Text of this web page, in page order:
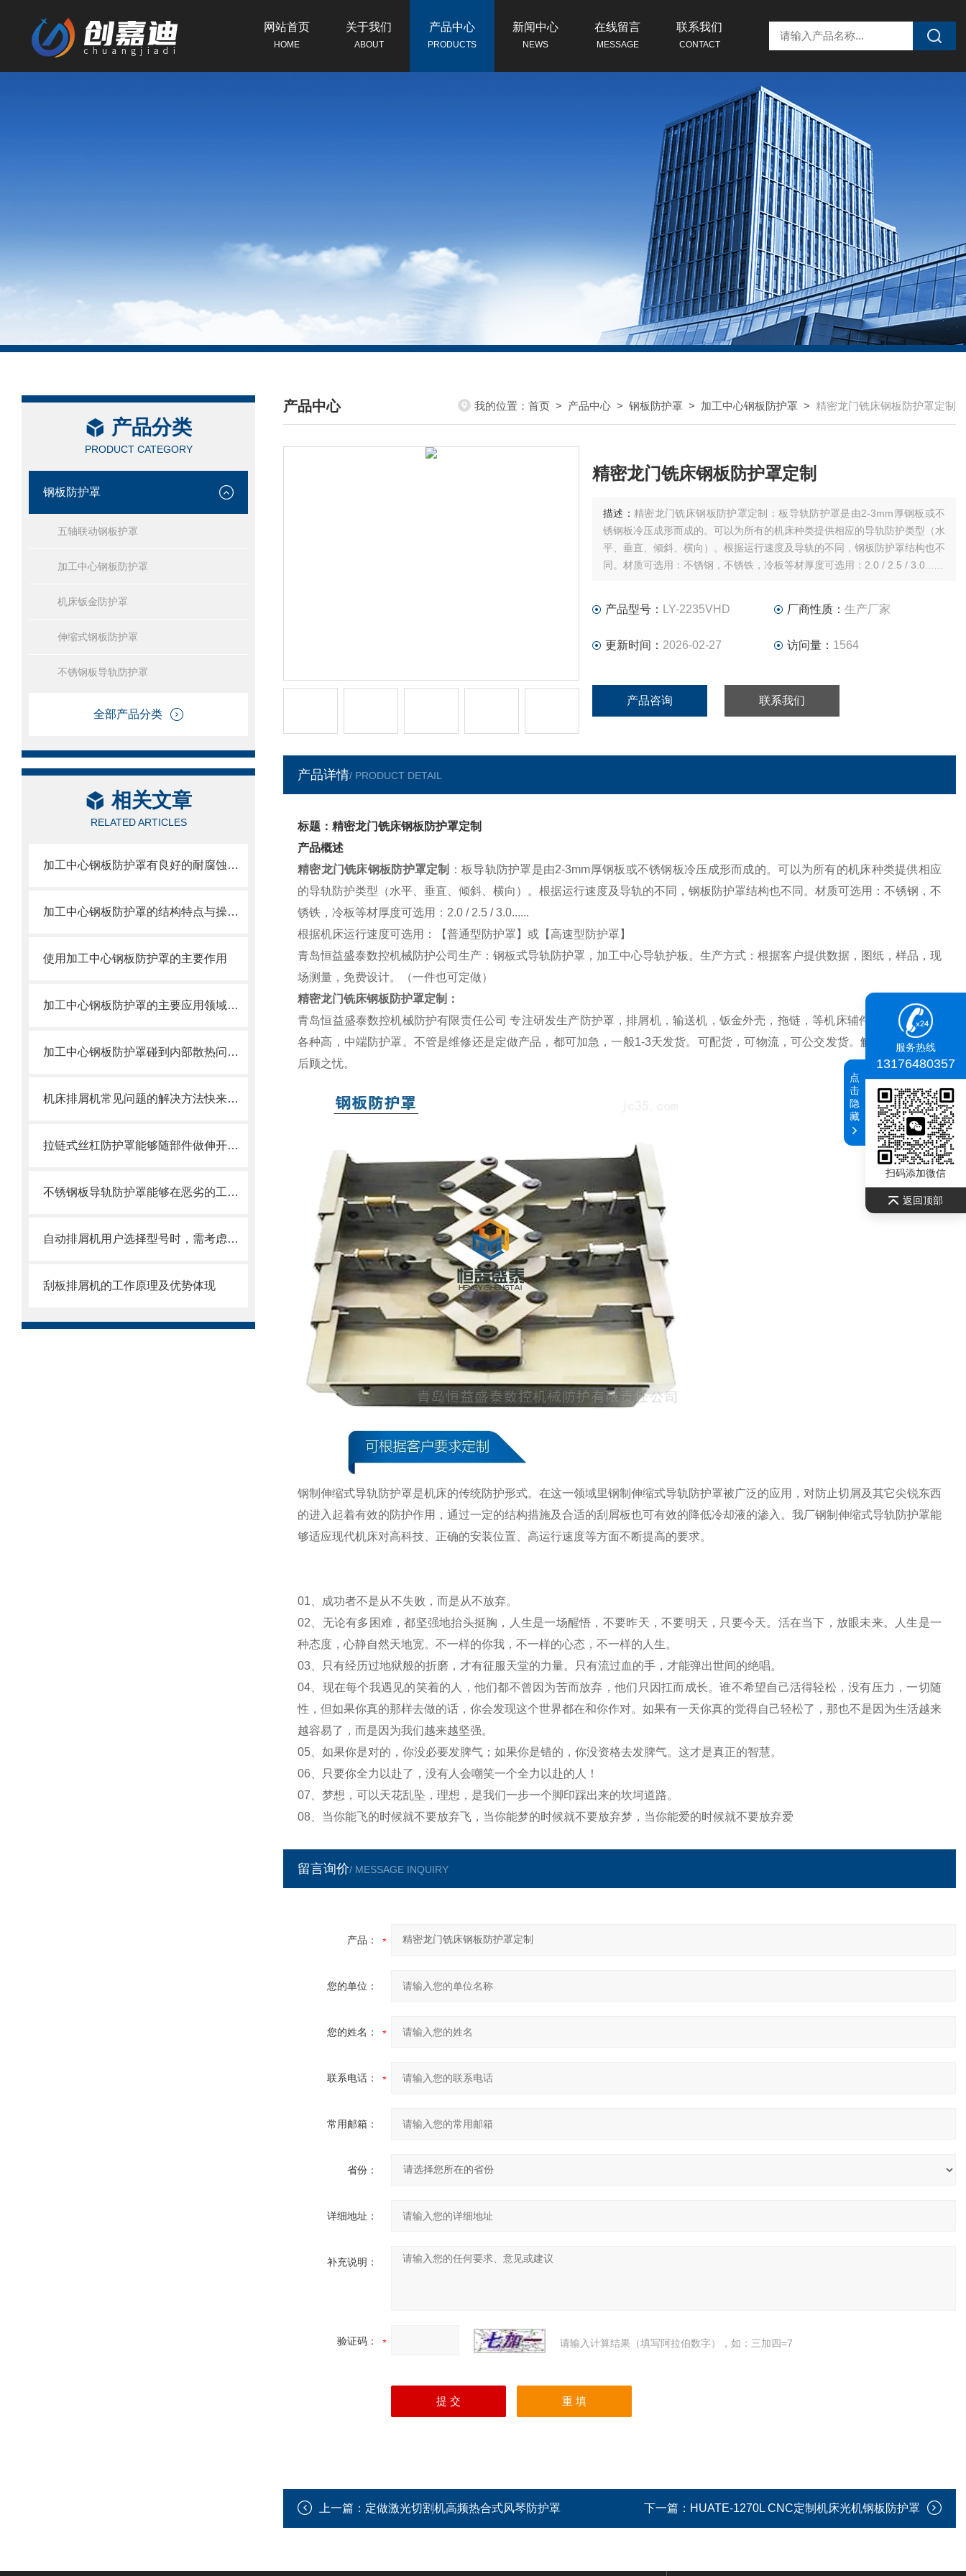
网站首页
HOME
关于我们
ABOUT
产品中心
PRODUCTS
新闻中心
NEWS
在线留言
MESSAGE
联系我们
CONTACT
产品分类
PRODUCT CATEGORY
钢板防护罩
五轴联动钢板护罩
加工中心钢板防护罩
机床钣金防护罩
伸缩式钢板防护罩
不锈钢板导轨防护罩
全部产品分类
相关文章
RELATED ARTICLES
加工中心钢板防护罩有良好的耐腐蚀性，能在各种环境下长时间使用
加工中心钢板防护罩的结构特点与操作维护方式
使用加工中心钢板防护罩的主要作用
加工中心钢板防护罩的主要应用领域和产品的主要特性
加工中心钢板防护罩碰到内部散热问题改怎么办？这篇文章告诉你
机床排屑机常见问题的解决方法快来看看吧！
拉链式丝杠防护罩能够随部件做伸开或压缩运动
不锈钢板导轨防护罩能够在恶劣的工作环境中长期使用
自动排屑机用户选择型号时，需考虑哪些事项？
刮板排屑机的工作原理及优势体现
产品中心
/ PRODUCTS CENTER
我的位置： 首页 > 产品中心 > 钢板防护罩 > 加工中心钢板防护罩 > 精密龙门铣床钢板防护罩定制
精密龙门铣床钢板防护罩定制
描述： 精密龙门铣床钢板防护罩定制：板导轨防护罩是由2-3mm厚钢板或不
锈钢板冷压成形而成的。可以为所有的机床种类提供相应的导轨防护类型（水
平、垂直、倾斜、横向）。根据运行速度及导轨的不同，钢板防护罩结构也不
同。材质可选用：不锈钢，不锈铁，冷板等材厚度可选用：2.0 / 2.5 / 3.0......
产品型号： LY-2235VHD 厂商性质： 生产厂家
更新时间： 2026-02-27 访问量： 1564
产品咨询 联系我们
产品详情/ PRODUCT DETAIL
标题：精密龙门铣床钢板防护罩定制
产品概述
精密龙门铣床钢板防护罩定制
：板导轨防护罩是由2-3mm厚钢板或不锈钢板冷压成形而成的。可以为所有的机床种类提供相应
的导轨防护类型（水平、垂直、倾斜、横向）。根据运行速度及导轨的不同，钢板防护罩结构也不同。材质可选用：不锈钢，不
锈铁，冷板等材厚度可选用：2.0 / 2.5 / 3.0......
根据机床运行速度可选用：【普通型防护罩】或【高速型防护罩】
青岛恒益盛泰数控机械防护公司生产：钢板式导轨防护罩，加工中心导轨护板。生产方式：根据客户提供数据，图纸，样品，现
场测量，免费设计。（一件也可定做）
精密龙门铣床钢板防护罩定制 ：
青岛恒益盛泰数控机械防护有限责任公司 专注研发生产防护罩，排屑机，输送机，钣金外壳，拖链，等机床辅件16年，专业做
各种高，中端防护罩。不管是维修还是定做产品，都可加急，一般1-3天发货。可配货，可物流，可公交发货。解决客户的一切
后顾之忧。
钢制伸缩式导轨防护罩是机床的传统防护形式。在这一领域里钢制伸缩式导轨防护罩被广泛的应用，对防止切屑及其它尖锐东西
的进入起着有效的防护作用，通过一定的结构措施及合适的刮屑板也可有效的降低冷却液的渗入。我厂钢制伸缩式导轨防护罩能
够适应现代机床对高科技、正确的安装位置、高运行速度等方面不断提高的要求。
01、成功者不是从不失败，而是从不放弃。
02、无论有多困难，都坚强地抬头挺胸，人生是一场醒悟，不要昨天，不要明天，只要今天。活在当下，放眼未来。人生是一
种态度，心静自然天地宽。不一样的你我，不一样的心态，不一样的人生。
03、只有经历过地狱般的折磨，才有征服天堂的力量。只有流过血的手，才能弹出世间的绝唱。
04、现在每个我遇见的笑着的人，他们都不曾因为苦而放弃，他们只因扛而成长。谁不希望自己活得轻松，没有压力，一切随
性，但如果你真的那样去做的话，你会发现这个世界都在和你作对。如果有一天你真的觉得自己轻松了，那也不是因为生活越来
越容易了，而是因为我们越来越坚强。
05、如果你是对的，你没必要发脾气；如果你是错的，你没资格去发脾气。这才是真正的智慧。
06、只要你全力以赴了，没有人会嘲笑一个全力以赴的人！
07、梦想，可以天花乱坠，理想，是我们一步一个脚印踩出来的坎坷道路。
08、当你能飞的时候就不要放弃飞，当你能梦的时候就不要放弃梦，当你能爱的时候就不要放弃爱
留言询价/ MESSAGE INQUIRY
产品：
您的单位：
您的姓名：
联系电话：
常用邮箱：
省份：
详细地址：
补充说明：
验证码： 请输入计算结果（填写阿拉伯数字），如：三加四=7
上一篇： 定做激光切割机高频热合式风琴防护罩 下一篇： HUATE-1270L CNC定制机床光机钢板防护罩
服务热线
13176480357
扫码添加微信
返回顶部
点
击
隐
藏